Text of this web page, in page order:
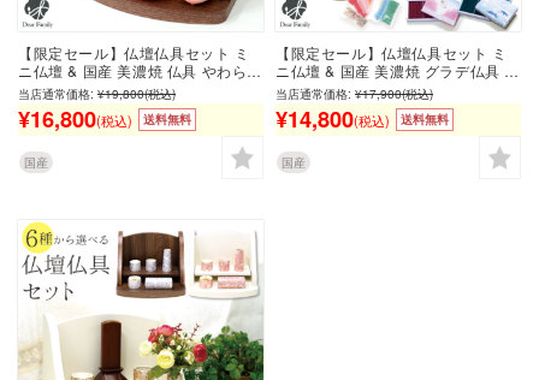
【限定セール】仏壇仏具セット ミ
ニ仏壇 & 国産 美濃焼 仏具 やわらぎ
の花 さくらorゆず & 線香 ろうそく
桜or潮の香り & 香炉石 2袋 トータ
ルステージ仏壇 小さい コンパクト
手元供養 水子 かわいい おしゃれ シ
ンプル 仏壇セット 赤ちゃん 子供
bb
当店通常価格: ¥19,800(税込)
¥16,800(税込) 送料無料
国産
【限定セール】仏壇仏具セット ミ
ニ仏壇 & 国産 美濃焼 グラデ仏具 &
ミニ おりん & 桜or潮の香り 線香 ろ
うそく & 香炉石 トータル セット ス
テージ仏壇 小さい コンパクト 手元
供養 水子供養 おしゃれ シンプル モ
ダン 仏壇セット 赤ちゃん 子供 bb
当店通常価格: ¥17,900(税込)
¥14,800(税込) 送料無料
国産